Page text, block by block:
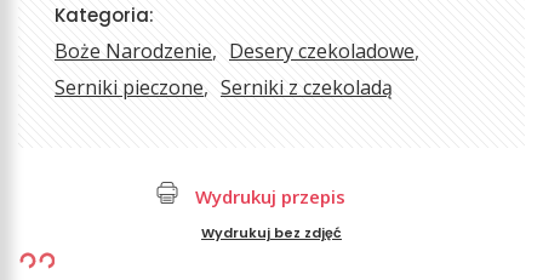
Kategoria:
Boże Narodzenie
Desery czekoladowe
Serniki pieczone
Serniki z czekoladą
Wydrukuj przepis
Wydrukuj bez zdjęć